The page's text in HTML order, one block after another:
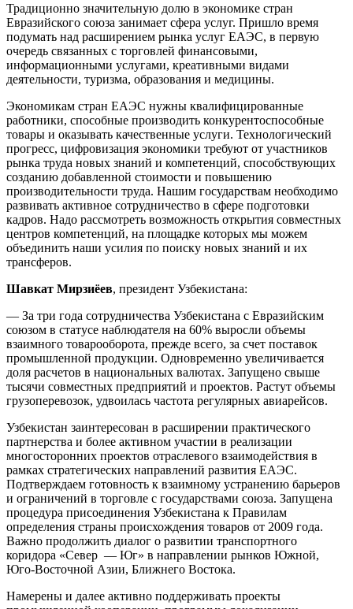
Традиционно значительную долю в экономике стран
Евразийского союза занимает сфера услуг. Пришло время
подумать над расширением рынка услуг ЕАЭС, в первую
очередь связанных с торговлей финансовыми,
информационными услугами, креативными видами
деятельности, туризма, образования и медицины.
Экономикам стран ЕАЭС нужны квалифицированные
работники, способные производить конкурентоспособные
товары и оказывать качественные услуги. Технологический
прогресс, цифровизация экономики требуют от участников
рынка труда новых знаний и компетенций, способствующих
созданию добавленной стоимости и повышению
производительности труда. Нашим государствам необходимо
развивать активное сотрудничество в сфере подготовки
кадров. Надо рассмотреть возможность открытия совместных
центров компетенций, на площадке которых мы можем
объединить наши усилия по поиску новых знаний и их
трансферов.
Шавкат Мирзиёев, президент Узбекистана:
— За три года сотрудничества Узбекистана с Евразийским
союзом в статусе наблюдателя на 60% выросли объемы
взаимного товарооборота, прежде всего, за счет поставок
промышленной продукции. Одновременно увеличивается
доля расчетов в национальных валютах. Запущено свыше
тысячи совместных предприятий и проектов. Растут объемы
грузоперевозок, удвоилась частота регулярных авиарейсов.
Узбекистан заинтересован в расширении практического
партнерства и более активном участии в реализации
многосторонних проектов отраслевого взаимодействия в
рамках стратегических направлений развития ЕАЭС.
Подтверждаем готовность к взаимному устранению барьеров
и ограничений в торговле с государствами союза. Запущена
процедура присоединения Узбекистана к Правилам
определения страны происхождения товаров от 2009 года.
Важно продолжить диалог о развитии транспортного
коридора «Север — Юг» в направлении рынков Южной,
Юго-Восточной Азии, Ближнего Востока.
Намерены и далее активно поддерживать проекты